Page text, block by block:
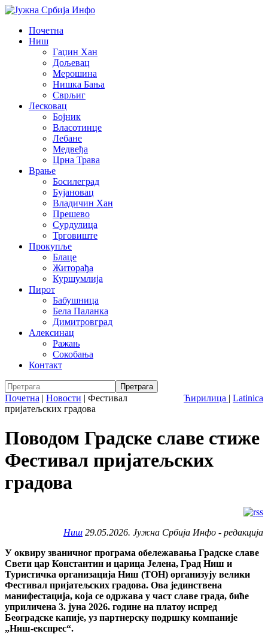
Почетна
Ниш
Гаџин Хан
Дољевац
Мерошина
Нишка Бања
Сврљиг
Лесковац
Бојник
Власотинце
Лебане
Медвеђа
Црна Трава
Врање
Босилеград
Бујановац
Владичин Хан
Прешево
Сурдулица
Трговиште
Прокупље
Блаце
Житорађа
Куршумлија
Пирот
Бабушница
Бела Паланка
Димитровград
Алексинац
Ражањ
Сокобања
Контакт
Ћирилица | Latinica
Почетна | Новости | Фестивал
пријатељских градова
Поводом Градске славе стиже
Фестивал пријатељских
градова
Ниш 29.05.2026. Јужна Србија Инфо - редакција
У оквиру званичног програма обележавања Градске славе
Свети цар Константин и царица Јелена, Град Ниш и
Туристичка организација Ниш (ТОН) организују велики
Фестивал пријатељских градова. Ова јединствена
манифестација, која се одржава у част славе града, биће
уприличена 3. јуна 2026. године на платоу испред
Београдске капије, уз партнерску подршку компаније
„Ниш-експрес“.